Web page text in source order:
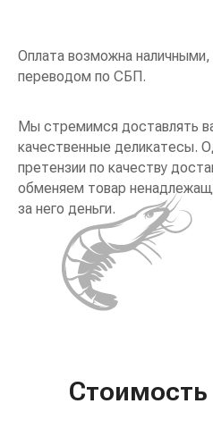
Оплата возможна наличными,
переводом по СБП.
Мы стремимся доставлять
качественные деликатесы.
претензии по качеству
обменяем товар
за него деньги.
Стоимость